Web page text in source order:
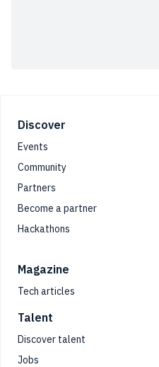
Footer
Discover
Events
Community
Partners
Become a partner
Hackathons
Magazine
Tech articles
Talent
Discover talent
Jobs